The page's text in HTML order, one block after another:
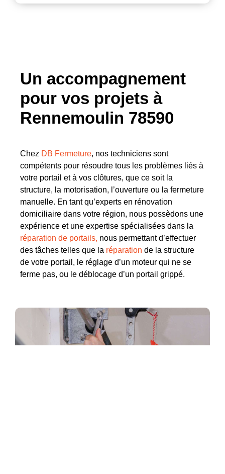
Un accompagnement
pour vos projets à
Rennemoulin 78590
Chez DB Fermeture, nos techniciens sont
compétents pour résoudre tous les problèmes liés à
votre portail et à vos clôtures, que ce soit la
structure, la motorisation, l’ouverture ou la fermeture
manuelle. En tant qu’experts en rénovation
domiciliaire dans votre région, nous possèdons une
expérience et une expertise spécialisées dans la
réparation de portails, nous permettant d’effectuer
des tâches telles que la réparation de la structure
de votre portail, le réglage d’un moteur qui ne se
ferme pas, ou le déblocage d’un portail grippé.